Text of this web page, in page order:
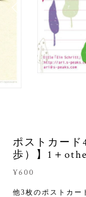
ポストカー
歩）】1＋
¥600
他3枚のポストカー